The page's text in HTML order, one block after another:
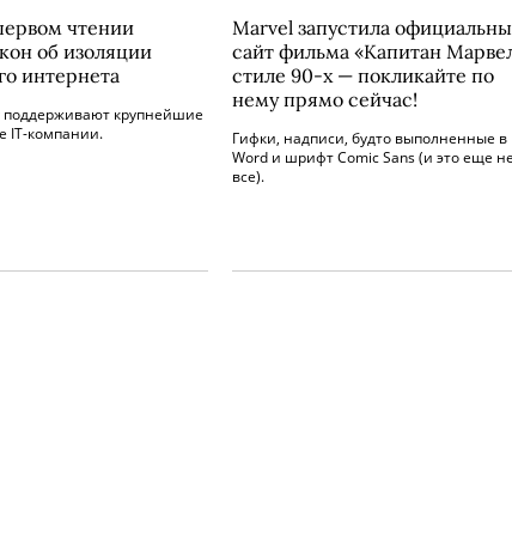
чтении
об изоляции
интернета
поддерживают крупнейшие
IT-компании.
Marvel запустила
сайт фильма «Капитан
стиле 90-х — покликайте по
нему прямо сейчас!
Гифки, надписи, будто выполненные в
Word и шрифт Comic Sans (и это еще не
все).